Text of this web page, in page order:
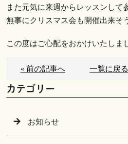
また元気に来週からレッスンして
無事にクリスマス会も開催出来そ
この度はご心配をおかけいたしま
« 前の記事へ 一覧に戻る
カテゴリー
お知らせ